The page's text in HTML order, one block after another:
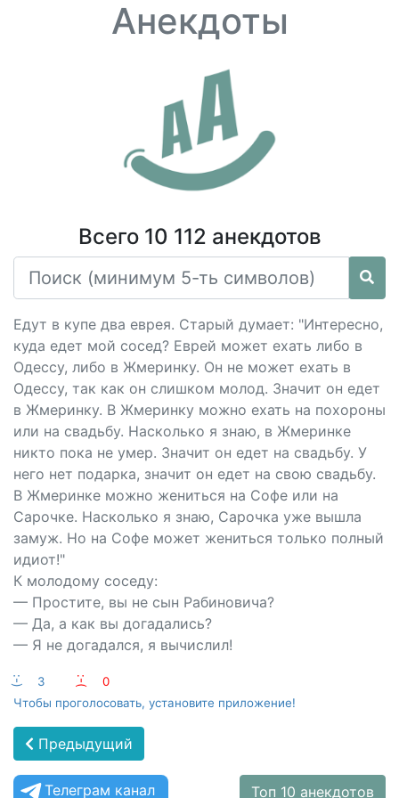
Анекдоты
Всего 10 112 анекдотов
Едут в купе два еврея. Старый думает: "Интересно,
куда едет мой сосед? Еврей может ехать либо в
Одессу, либо в Жмеринку. Он не может ехать в
Одессу, так как он слишком молод. Значит он едет
в Жмеринку. В Жмеринку можно ехать на похороны
или на свадьбу. Насколько я знаю, в Жмеринке
никто пока не умер. Значит он едет на свадьбу. У
него нет подарка, значит он едет на свою свадьбу.
В Жмеринке можно жениться на Софе или на
Сарочке. Насколько я знаю, Сарочка уже вышла
замуж. Но на Софе может жениться только полный
идиот!"
К молодому соседу:
— Простите, вы не сын Рабиновича?
— Да, а как вы догадались?
— Я не догадался, я вычислил!
:-) 3 :-(
0
Чтобы проголосовать, установите приложение!
Предыдущий
Телеграм канал Топ 10 анекдотов